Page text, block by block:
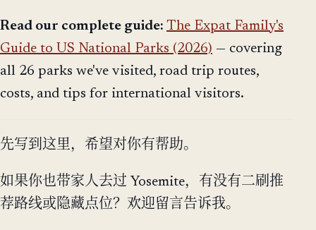
Read our complete guide: The Expat Family's
Guide to US National Parks (2026) — covering
all 26 parks we've visited, road trip routes,
costs, and tips for international visitors.
先写到这里，希望对你有帮助。
如果你也带家人去过 Yosemite，有没有二刷推
荐路线或隐藏点位？欢迎留言告诉我。